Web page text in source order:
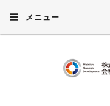
メニュー